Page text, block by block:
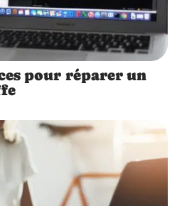
pour réparer un